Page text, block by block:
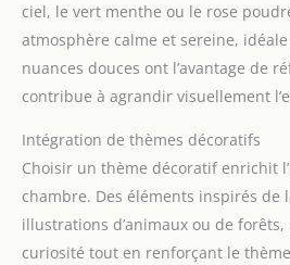
ciel, le vert menthe ou le rose
atmosphère calme et sereine,
nuances douces ont l’avantage de
contribue à agrandir visuellement
Intégration de thèmes décoratifs
Choisir un thème décoratif enrichit
chambre. Des éléments inspirés de
illustrations d’animaux ou de
curiosité tout en renforçant le